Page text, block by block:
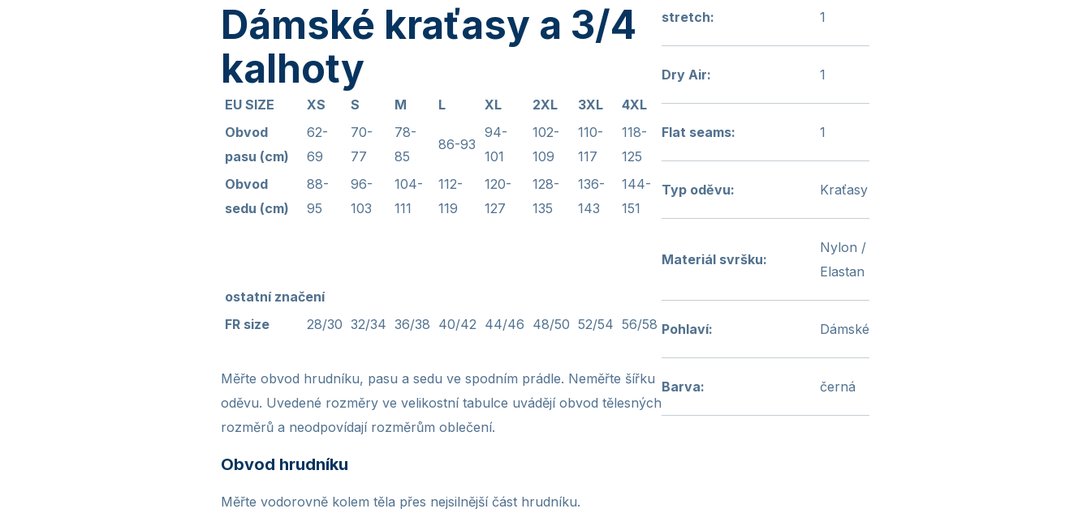
Dámské kraťasy a 3/4
kalhoty
EU SIZE XS S M L XL 2XL 3XL
4XL
Obvod
pasu (cm)
62-
69
70-
77
78-
85
86-93
94-
101
102-
109
110-
117
118-
125
Obvod
sedu (cm)
88-
95
96-
103
104-
111
112-
119
120-
127
128-
135
136-
143
144-
151
ostatní značení
FR size
28/30 32/34 36/38 40/42 44/46 48/50 52/54 56/58
Měřte obvod hrudníku, pasu a sedu ve spodním prádle. Neměřte šířku
oděvu. Uvedené rozměry ve velikostní tabulce uvádějí obvod tělesných
rozměrů a neodpovídají rozměrům oblečení.
Obvod hrudníku
Měřte vodorovně kolem těla přes nejsilnější část hrudníku.
stretch: 1
Dry Air: 1
Flat seams: 1
Typ oděvu: Kraťasy
Materiál svršku:
Nylon /
Elastan
Pohlaví: Dámské
Barva: černá